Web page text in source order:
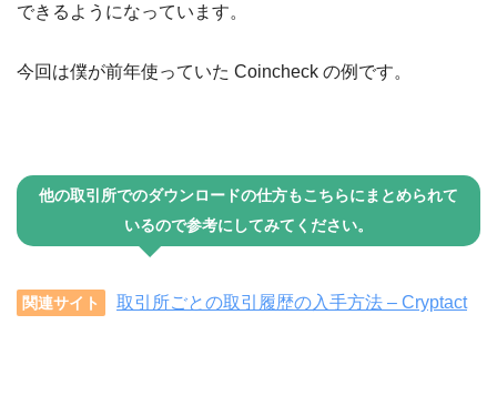
できるようになっています。
今回は僕が前年使っていた Coincheck の例です。
他の取引所でのダウンロードの仕方もこちらにまとめられて
いるので参考にしてみてください。
関連サイト 取引所ごとの取引履歴の入手方法 – Cryptact